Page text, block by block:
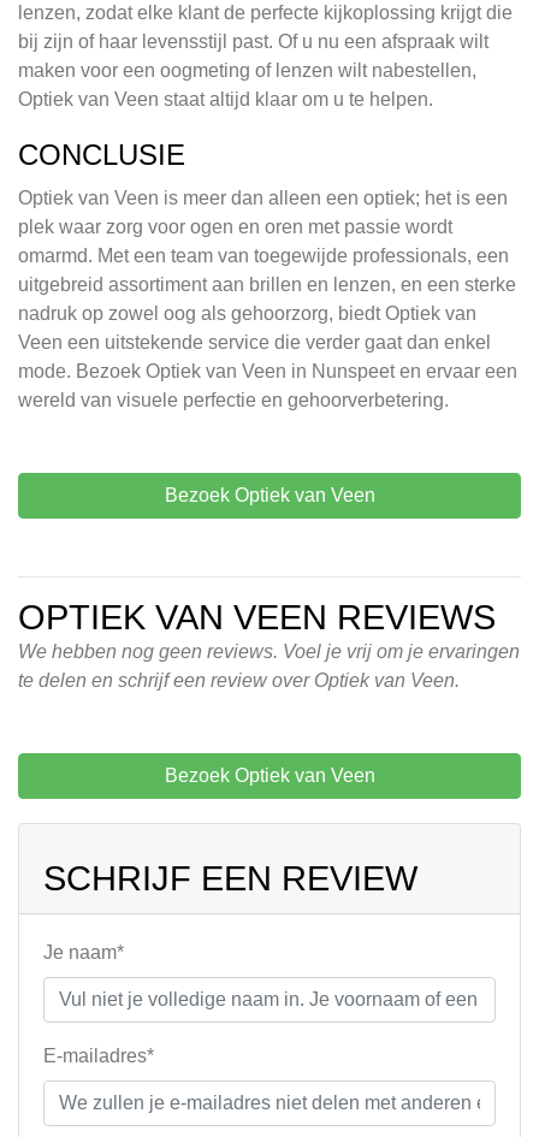
lenzen, zodat elke klant de perfecte kijkoplossing krijgt die
bij zijn of haar levensstijl past. Of u nu een afspraak wilt
maken voor een oogmeting of lenzen wilt nabestellen,
Optiek van Veen staat altijd klaar om u te helpen.
CONCLUSIE
Optiek van Veen is meer dan alleen een optiek; het is een
plek waar zorg voor ogen en oren met passie wordt
omarmd. Met een team van toegewijde professionals, een
uitgebreid assortiment aan brillen en lenzen, en een sterke
nadruk op zowel oog als gehoorzorg, biedt Optiek van
Veen een uitstekende service die verder gaat dan enkel
mode. Bezoek Optiek van Veen in Nunspeet en ervaar een
wereld van visuele perfectie en gehoorverbetering.
Bezoek Optiek van Veen
OPTIEK VAN VEEN REVIEWS
We hebben nog geen reviews. Voel je vrij om je ervaringen
te delen en schrijf een review over Optiek van Veen.
Bezoek Optiek van Veen
SCHRIJF EEN REVIEW
Je naam*
E-mailadres*